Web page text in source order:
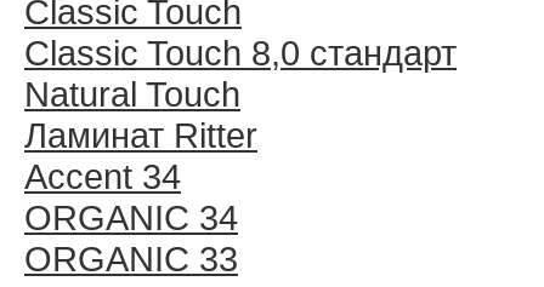
Classic Touch
Classic Touch 8,0 стандарт
Natural Touch
Ламинат Ritter
Accent 34
ORGANIC 34
ORGANIC 33